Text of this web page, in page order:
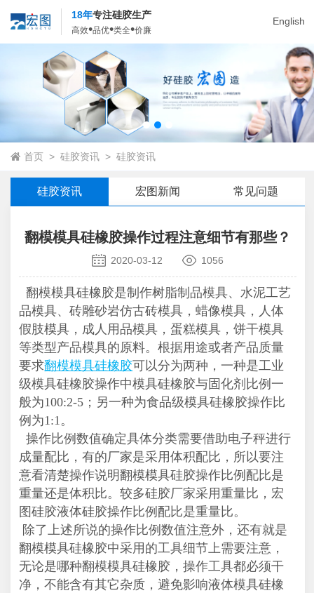
English
18年专注硅胶生产
高效•品优•类全•价廉
首页 > 硅胶资讯 > 硅胶资讯
硅胶资讯 宏图新闻 常见问题
翻模模具硅橡胶操作过程注意细节有那些？
2020-03-12 1056
翻模模具硅橡胶是制作树脂制品模具、水泥工艺
品模具、砖雕砂岩仿古砖模具，蜡像模具，人体
假肢模具，成人用品模具，蛋糕模具，饼干模具
等类型产品模具的原料。根据用途或者产品质量
要求翻模模具硅橡胶可以分为两种，一种是工业
级模具硅橡胶操作中模具硅橡胶与固化剂比例一
般为100:2-5；另一种为食品级模具硅橡胶操作比
例为1:1。
操作比例数值确定具体分类需要借助电子秤进行
成量配比，有的厂家是采用体积配比，所以要注
意看清楚操作说明翻模模具硅胶操作比例配比是
重量还是体积比。较多硅胶厂家采用重量比，宏
图硅胶液体硅胶操作比例配比是重量比。
除了上述所说的操作比例数值注意外，还有就是
翻模模具硅橡胶中采用的工具细节上需要注意，
无论是哪种翻模模具硅橡胶，操作工具都必须干
净，不能含有其它杂质，避免影响液体模具硅橡